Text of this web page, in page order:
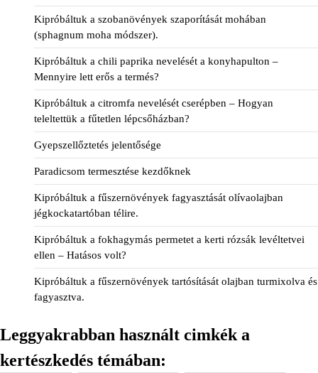
Kipróbáltuk a szobanövények szaporítását mohában
(sphagnum moha módszer).
Kipróbáltuk a chili paprika nevelését a konyhapulton –
Mennyire lett erős a termés?
Kipróbáltuk a citromfa nevelését cserépben – Hogyan
teleltettük a fűtetlen lépcsőházban?
Gyepszellőztetés jelentősége
Paradicsom termesztése kezdőknek
Kipróbáltuk a fűszernövények fagyasztását olívaolajban
jégkockatartóban télire.
Kipróbáltuk a fokhagymás permetet a kerti rózsák levéltetvei
ellen – Hatásos volt?
Kipróbáltuk a fűszernövények tartósítását olajban turmixolva és
fagyasztva.
Leggyakrabban használt cimkék a
kertészkedés témában: